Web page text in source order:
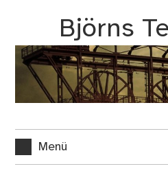
springen
Björns
Menü